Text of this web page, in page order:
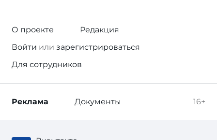
О проекте
Редакция
Войти или зарегистрироваться
Для сотрудников
16+
Реклама Документы